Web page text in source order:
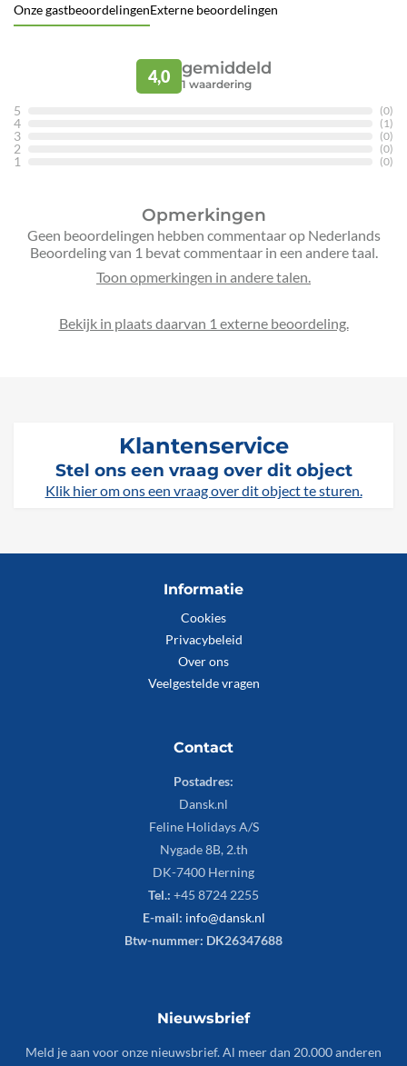
Onze gastbeoordelingenExterne beoordelingen
4,0 gemiddeld
1 waardering
5 (0)
4 (1)
3 (0)
2 (0)
1 (0)
Opmerkingen
Geen beoordelingen hebben commentaar op Nederlands
Beoordeling van 1 bevat commentaar in een andere taal.
Bekijk in plaats daarvan 1 externe beoordeling.
Klantenservice
Stel ons een vraag over dit object
Klik hier om ons een vraag over dit object te sturen.
Informatie
Cookies
Privacybeleid
Over ons
Veelgestelde vragen
Contact
Postadres:
Dansk.nl
Feline Holidays A/S
Nygade 8B, 2.th
DK-7400 Herning
Tel.: +45 8724 2255
E-mail: info@dansk.nl
Btw-nummer: DK26347688
Nieuwsbrief
Meld je aan voor onze nieuwsbrief. Al meer dan 20.000 anderen